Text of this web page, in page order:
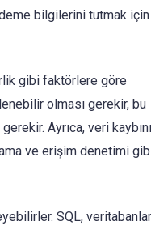
bilgilerini tutmak için
gibi faktörlere göre
olması gerekir, bu
Ayrıca, veri kaybını
ve erişim denetimi
SQL,